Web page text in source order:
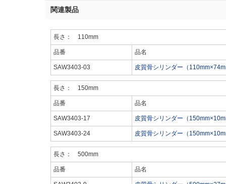
関連製品
長さ： 110mm
品番 品名
SAW3403-03 皮質骨シリンダー（
長さ： 150mm
品番 品名
SAW3403-17 皮質骨シリンダー（
SAW3403-24 皮質骨シリンダー（
長さ： 500mm
品番 品名